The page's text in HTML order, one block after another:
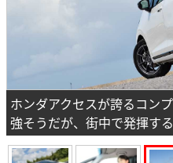
ホンダアクセスが誇るコン
強そうだが、街中で発揮す